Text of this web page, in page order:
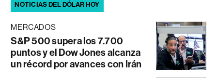
NOTICIAS DEL DÓLAR HOY
MERCADOS
S&P 500 supera los 7.700
puntos y el Dow Jones alcanza
un récord por avances con Irán